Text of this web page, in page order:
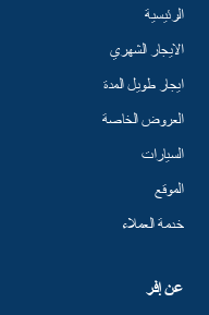
الرئيسية
الايجار الشهري
ايجار طويل المدة
العروض الخاصة
السيارات
الموقع
خدمة العملاء
عن إفر